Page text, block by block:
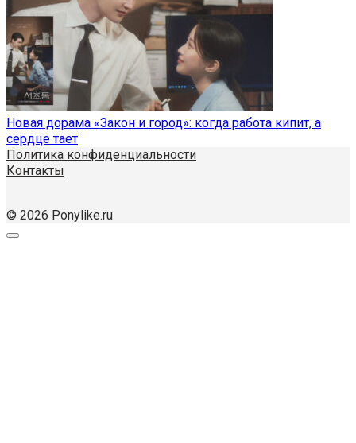
Новая дорама «Закон и город»: когда работа кипит, а
сердце тает
Политика конфиденциальности
Контакты
© 2026 Ponylike.ru